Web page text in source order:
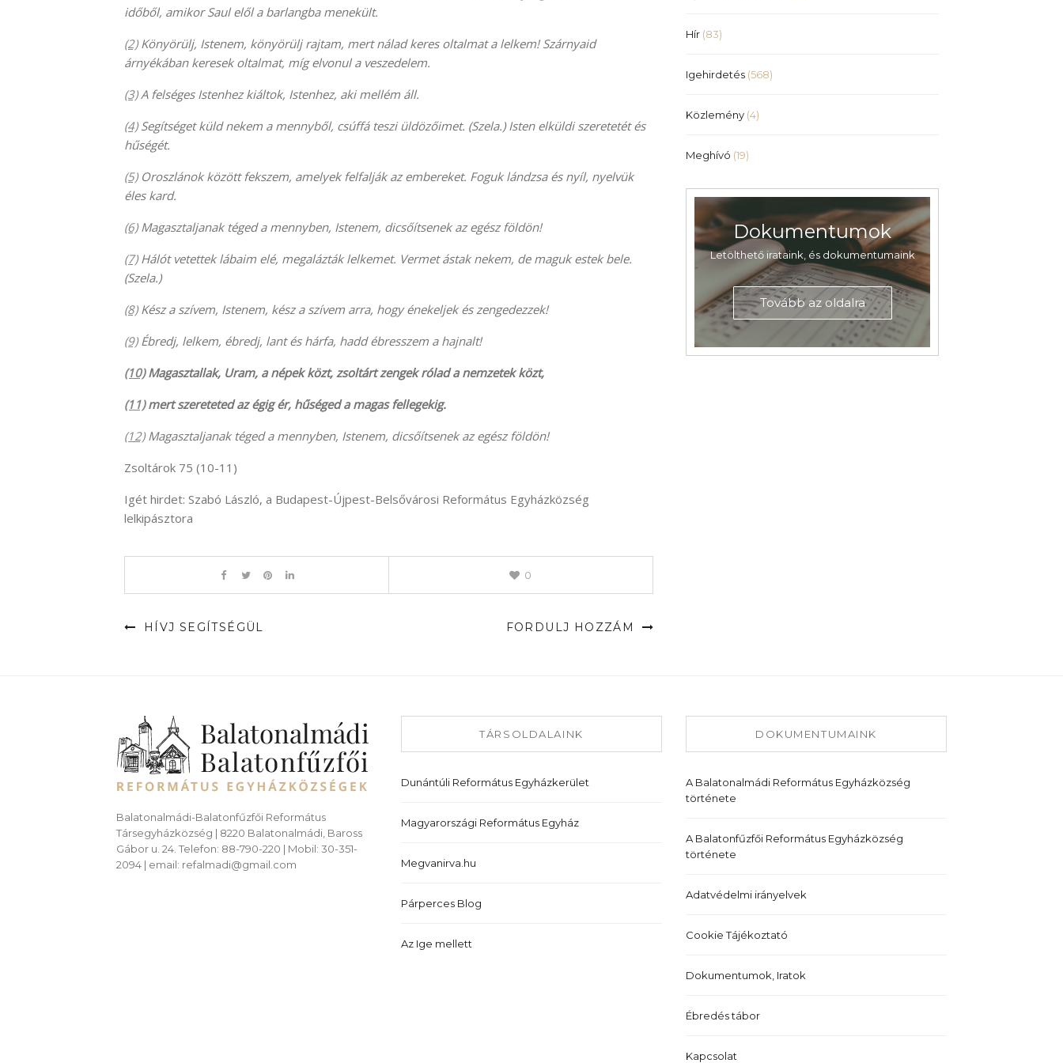
használni.
időből, amikor Saul elől a barlangba menekült.
(2)Könyörülj, Istenem, könyörülj rajtam, mert nálad keres oltalmat a lelkem! Szárnyaid
árnyékában keresek oltalmat, míg elvonul a veszedelem.
(3)A felséges Istenhez kiáltok, Istenhez, aki mellém áll.
(4)Segítséget küld nekem a mennyből, csúffá teszi üldözőimet. (Szela.) Isten elküldi szeretetét és
hűségét.
(5)Oroszlánok között fekszem, amelyek felfalják az embereket. Foguk lándzsa és nyíl, nyelvük
éles kard.
(6)Magasztaljanak téged a mennyben, Istenem, dicsőítsenek az egész földön!
(7)Hálót vetettek lábaim elé, megalázták lelkemet. Vermet ástak nekem, de maguk estek bele.
(Szela.)
(8)Kész a szívem, Istenem, kész a szívem arra, hogy énekeljek és zengedezzek!
(9)Ébredj, lelkem, ébredj, lant és hárfa, hadd ébresszem a hajnalt!
(10)Magasztallak, Uram, a népek közt, zsoltárt zengek rólad a nemzetek közt,
(11)mert szereteted az égig ér, hűséged a magas fellegekig.
(12)Magasztaljanak téged a mennyben, Istenem, dicsőítsenek az egész földön!
Zsoltárok 75 (10-11)
Igét hirdet: Szabó László, a Budapest-Újpest-Belsővárosi Református Egyházközség
lelkipásztora
0
HÍVJ SEGÍTSÉGÜL FORDULJ HOZZÁM
Hír (83)
Igehirdetés (568)
Közlemény (4)
Meghívó (19)
Dokumentumok
Letölthető irataink, és dokumentumaink
Tovább az oldalra
Balatonalmádi-Balatonfűzfői Református
Társegyházközség | 8220 Balatonalmádi, Baross
Gábor u. 24. Telefon: 88-790-220 | Mobil: 30-351-
2094 | email: refalmadi@gmail.com
TÁRSOLDALAINK
Dunántúli Református Egyházkerület
Magyarországi Református Egyház
Megvanirva.hu
Párperces Blog
Az Ige mellett
DOKUMENTUMAINK
A Balatonalmádi Református Egyházközség
története
A Balatonfűzfői Református Egyházközség
története
Adatvédelmi irányelvek
Cookie Tájékoztató
Dokumentumok, Iratok
Ébredés tábor
Kapcsolat